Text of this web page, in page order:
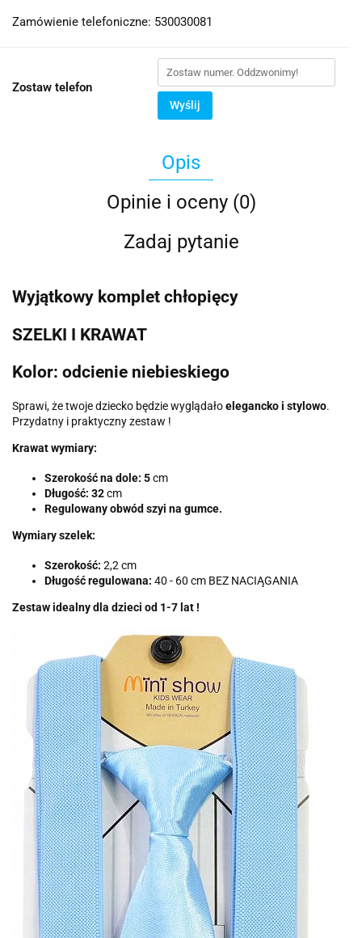
Zamówienie telefoniczne: 530030081
Zostaw telefon
Wyślij
Opis
Opinie i oceny (0)
Zadaj pytanie
Wyjątkowy komplet chłopięcy
SZELKI I KRAWAT
Kolor: odcienie niebieskiego
Sprawi, że twoje dziecko będzie wyglądałoelegancko i stylowo.
Przydatny i praktyczny zestaw !
Krawat wymiary:
Szerokość na dole: 5cm
Długość: 32cm
Regulowany obwód szyi na gumce.
Wymiary szelek:
Szerokość: 2,2 cm
Długość regulowana: 40 - 60 cm BEZ NACIĄGANIA
Zestaw idealny dla dzieci od 1-7 lat !